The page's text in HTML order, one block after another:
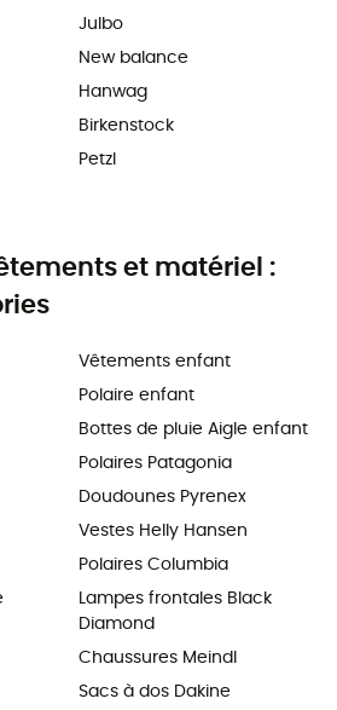
Julbo
New balance
Hanwag
Birkenstock
Petzl
et matériel :
Vêtements enfant
Polaire enfant
Bottes de pluie Aigle enfant
Polaires Patagonia
Doudounes Pyrenex
Vestes Helly Hansen
Polaires Columbia
Lampes frontales Black
Diamond
Chaussures Meindl
Sacs à dos Dakine